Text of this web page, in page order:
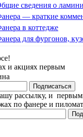
сведения о
— краткие
в коттедже
для фургонов,
и акциях первым
рассылку, и
по фанере и